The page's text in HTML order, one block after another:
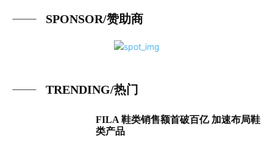
SPONSOR/赞助商
TRENDING/热门
FILA 鞋类销售额首破百亿 加速布局鞋
类产品